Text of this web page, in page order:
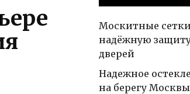
Москитные
надёжную
дверей
Надежное
на берегу